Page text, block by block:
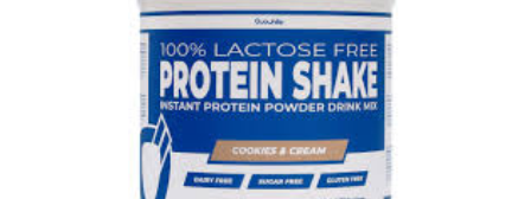
AÑADIR AL CARRITO